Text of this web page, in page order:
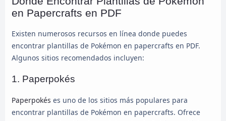
en Papercrafts en PDF
Existen numerosos recursos en línea donde puedes
encontrar plantillas de Pokémon en papercrafts en PDF.
Algunos sitios recomendados incluyen:
1. Paperpokés
Paperpokés es uno de los sitios más populares para
encontrar plantillas de Pokémon en papercrafts. Ofrece